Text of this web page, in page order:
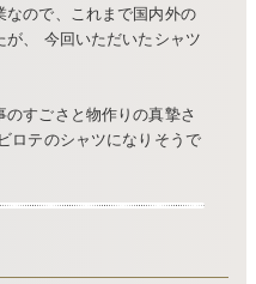
なので、これまで国内外の
が、 今回いただいたシャツ
すごさと物作りの真摯さ
ロテのシャツになりそうで